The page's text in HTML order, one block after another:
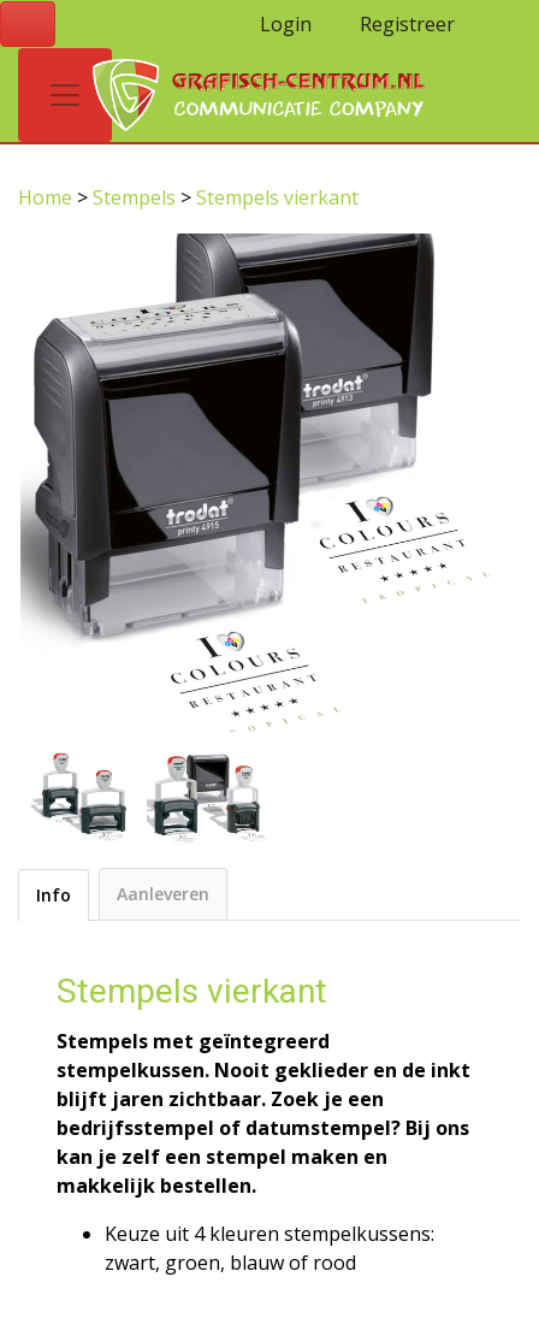
Login Registreer
Home >Stempels >Stempels vierkant
Info Aanleveren
Stempels vierkant
Stempels met geïntegreerd
stempelkussen. Nooit geklieder en de inkt
blijft jaren zichtbaar. Zoek je een
bedrijfsstempel of datumstempel? Bij ons
kan je zelf een stempel maken en
makkelijk bestellen.
Keuze uit 4 kleuren stempelkussens:
zwart, groen, blauw of rood